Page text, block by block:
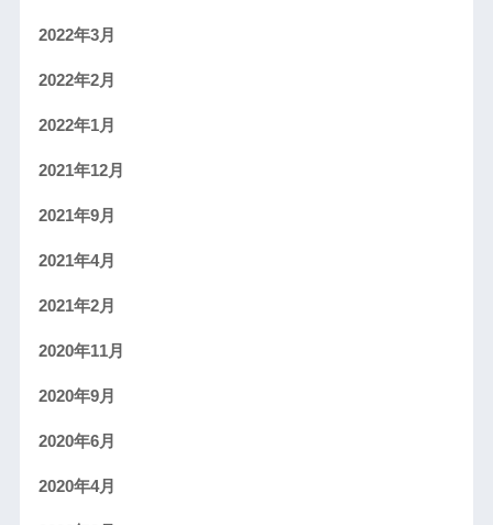
2022年3月
2022年2月
2022年1月
2021年12月
2021年9月
2021年4月
2021年2月
2020年11月
2020年9月
2020年6月
2020年4月